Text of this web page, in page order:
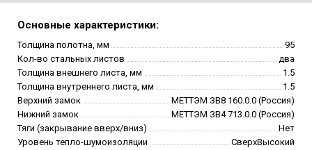
Основные характеристики:
Толщина полотна, мм
95
Кол-во стальных листов
два
Толщина внешнего листа, мм
1.5
Толщина внутреннего листа, мм
1.5
Верхний замок
МЕТТЭМ ЗВ8 160.0.0 (Россия)
Нижний замок
МЕТТЭМ ЗВ4 713.0.0 (Россия)
Тяги (закрывание вверх/вниз)
Нет
Уровень тепло-шумоизоляции
СверхВысокий